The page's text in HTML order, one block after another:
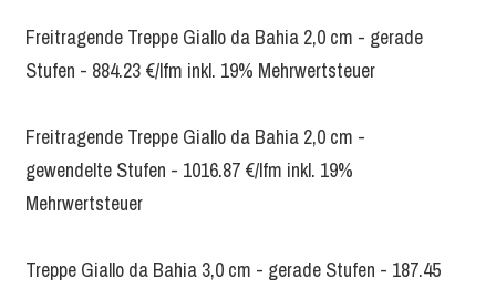
Freitragende Treppe Giallo da Bahia 2,0 cm - gerade
Stufen - 884.23 €/lfm inkl. 19% Mehrwertsteuer
Freitragende Treppe Giallo da Bahia 2,0 cm -
gewendelte Stufen - 1016.87 €/lfm inkl. 19%
Mehrwertsteuer
Treppe Giallo da Bahia 3,0 cm - gerade Stufen - 187.45